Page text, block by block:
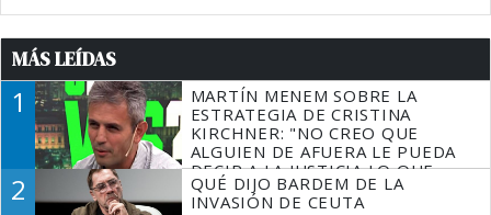
MÁS LEÍDAS
1
MARTÍN MENEM SOBRE LA
ESTRATEGIA DE CRISTINA
KIRCHNER: "NO CREO QUE
ALGUIEN DE AFUERA LE PUEDA
DECIR A LA JUSTICIA LO QUE
TIENE QUE HACER"
2
QUÉ DIJO BARDEM DE LA
INVASIÓN DE CEUTA